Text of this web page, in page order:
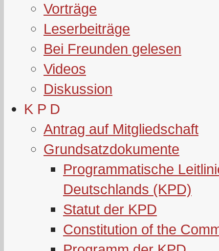
Vorträge
Leserbeiträge
Bei Freunden gelesen
Videos
Diskussion
K P D
Antrag auf Mitgliedschaft
Grundsatzdokumente
Programmatische
Deutschlands (KPD)
Statut der KPD
Constitution of the